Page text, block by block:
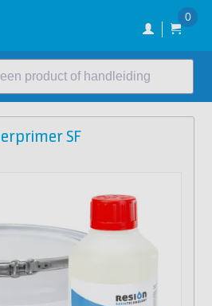
0
product of handleiding
SF